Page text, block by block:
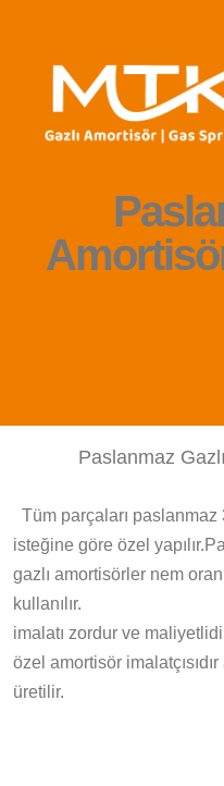
Paslanmaz
Tüm parçaları
isteğine göre özel
gazlı amortisörler nem
kullanılır.
imalatı zordur ve
özel amortisör
üretilir.